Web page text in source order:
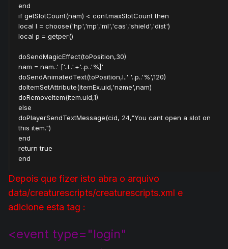
end
if getSlotCount(nam) < conf.maxSlotCount then
local l = choose('hp','mp','ml','cas','shield','dist')
local p = getper()
doSendMagicEffect(toPosition,30)
nam = nam..' ['..l..'.+'..p..'%]'
doSendAnimatedText(toPosition,l..' '..p..'%',120)
doItemSetAttribute(itemEx.uid,'name',nam)
doRemoveItem(item.uid,1)
else
doPlayerSendTextMessage(cid, 24,"You cant open a slot on
this item.")
end
return true
end
Depois que fizer isto abra o arquivo
data/creaturescripts/creaturescripts.xml e
adicione esta tag :
<event type="login"